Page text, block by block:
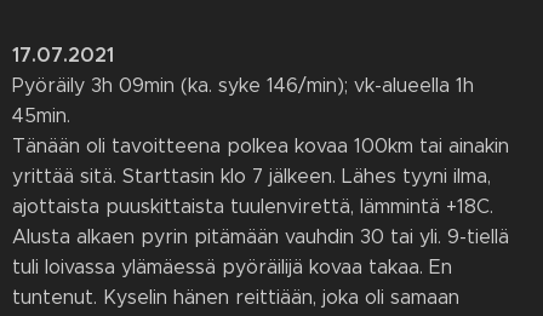
17.07.2021
Pyöräily 3h 09min (ka. syke 146/min); vk-alueella 1h
45min.
Tänään oli tavoitteena polkea kovaa 100km tai ainakin
yrittää sitä. Starttasin klo 7 jälkeen. Lähes tyyni ilma,
ajottaista puuskittaista tuulenvirettä, lämmintä +18C.
Alusta alkaen pyrin pitämään vauhdin 30 tai yli. 9-tiellä
tuli loivassa ylämäessä pyöräilijä kovaa takaa. En
tuntenut. Kyselin hänen reittiään, joka oli samaan